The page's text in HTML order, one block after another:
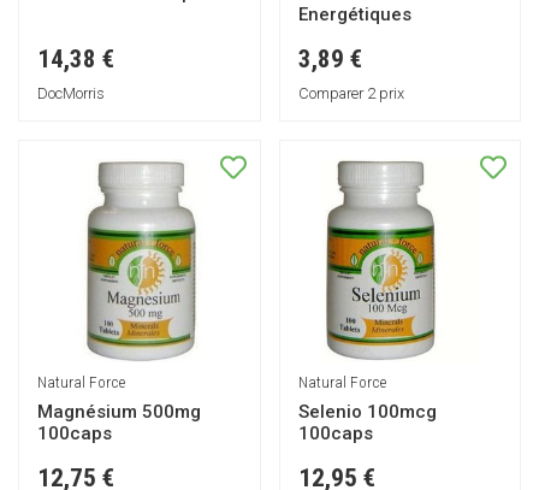
14,38 €
DocMorris
Energétiques
3,89 €
Comparer 2 prix
Natural Force
Magnésium 500mg
100caps
12,75 €
Natural Force
Selenio 100mcg
100caps
12,95 €